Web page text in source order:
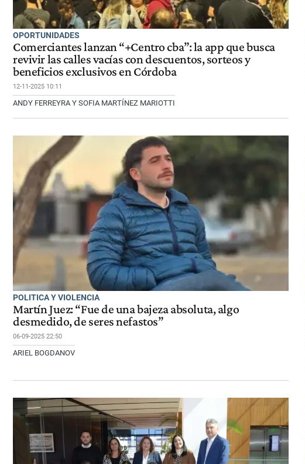
OPORTUNIDADES
Comerciantes lanzan “+Centro cba”: la app que busca
revivir las calles vacías con descuentos, sorteos y
beneficios exclusivos en Córdoba
12-11-2025 10:11
ANDY FERREYRA Y SOFIA MARTÍNEZ MARIOTTI
POLITICA Y VIOLENCIA
Martín Juez: “Fue de una bajeza absoluta, algo
desmedido, de seres nefastos”
06-09-2025 22:50
ARIEL BOGDANOV